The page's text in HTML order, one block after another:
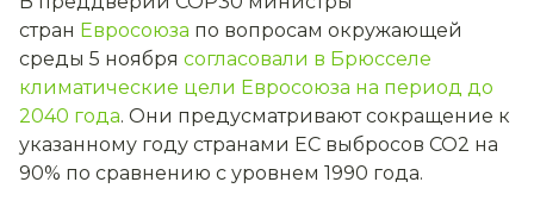
стран Евросоюза по вопросам окружающей
среды 5 ноября согласовали в Брюсселе
климатические цели Евросоюза на период до
2040 года. Они предусматривают сокращение к
указанному году странами ЕС выбросов CO2 на
90% по сравнению с уровнем 1990 года.